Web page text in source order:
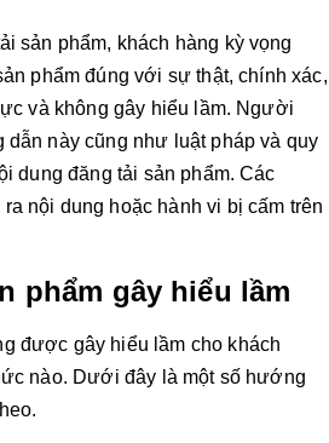
sản phẩm, khách hàng kỳ vọng
phẩm đúng với sự thật, chính xác,
và không gây hiểu lầm. Người
dẫn này cũng như luật pháp và quy
dung đăng tải sản phẩm. Các
nội dung hoặc hành vi bị cấm trên
phẩm gây hiểu lầm
được gây hiểu lầm cho khách
nào. Dưới đây là một số hướng